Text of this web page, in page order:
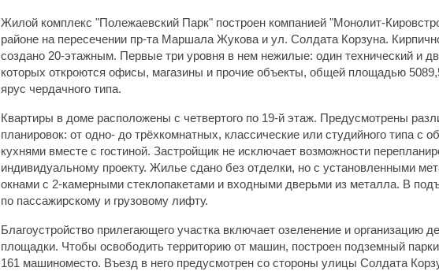
Жилой комплекс "Полежаевский Парк" построен компанией "Монолит-
районе на пересечении пр-та Маршала Жукова и ул. Солдата Корзуна.
создано 20-этажным. Первые три уровня в нем нежилые: один технический и
которых откроются офисы, магазины и прочие объекты, общей площадью
ярус чердачного типа.
Квартиры в доме расположены с четвертого по 19-й этаж. Предусмотрены
планировок: от одно- до трёхкомнатных, классические или студийного типа с
кухнями вместе с гостиной. Застройщик не исключает возможности
индивидуальному проекту. Жилье сдано без отделки, но с установленными
окнами с 2-камерными стеклопакетами и входными дверьми из металла. В
по пассажирскому и грузовому лифту.
Благоустройство прилегающего участка включает озеленение и организацию
площадки. Чтобы освободить территорию от машин, построен подземный
161 машиноместо. Въезд в него предусмотрен со стороны улицы Солдата